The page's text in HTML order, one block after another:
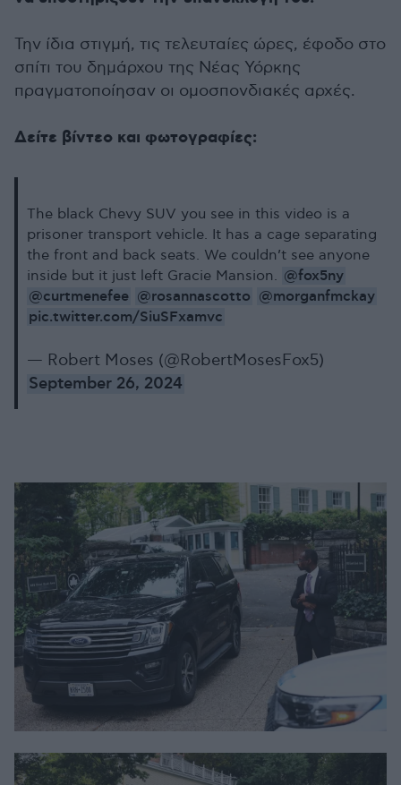
Την ίδια στιγμή, τις τελευταίες ώρες, έφοδο στο
σπίτι του δημάρχου της Νέας Υόρκης
πραγματοποίησαν οι ομοσπονδιακές αρχές.
Δείτε βίντεο και φωτογραφίες:
The black Chevy SUV you see in this video is a
prisoner transport vehicle. It has a cage separating
the front and back seats. We couldn’t see anyone
inside but it just left Gracie Mansion. ⁦ @fox5ny
@curtmenefee @rosannascotto @morganfmckay
pic.twitter.com/SiuSFxamvc
— Robert Moses (@RobertMosesFox5)
September 26, 2024